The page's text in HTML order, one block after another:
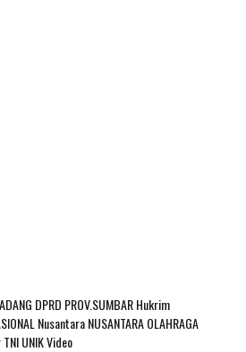
DPRD PROV.SUMBARHukrim
NusantaraNUSANTARAOLAHRAGA
TNIUNIKVideo